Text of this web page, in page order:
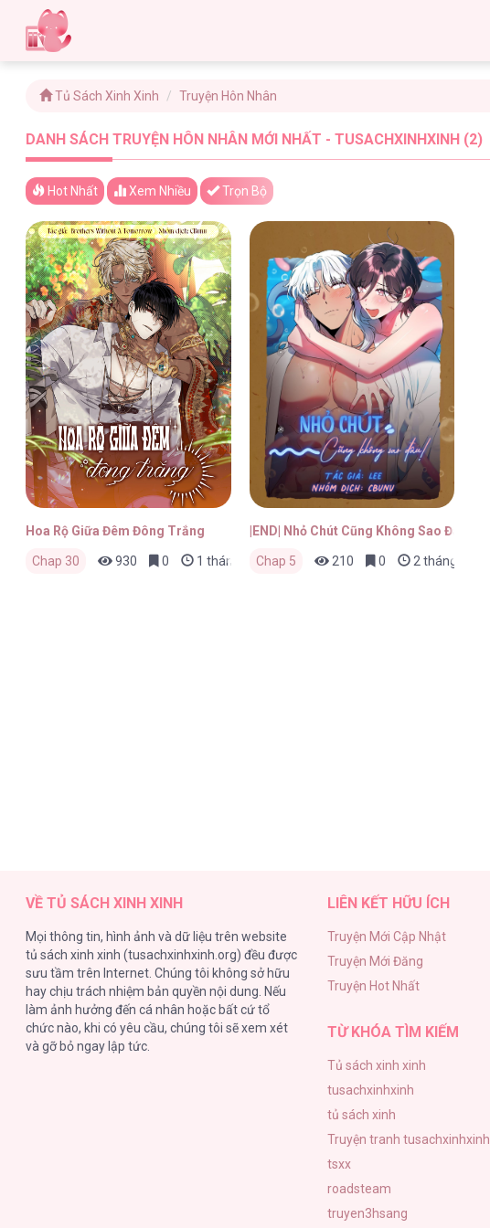
Tủ Sách Xinh Xinh Truyện Hôn Nhân
DANH SÁCH TRUYỆN HÔN NHÂN MỚI NHẤT - TUSACHXINHXINH (2)
Hot Nhất Xem Nhiều Trọn Bộ
Hoa Rộ Giữa Đêm Đông Trắng
Chap 30 930 0 1 tháng trước
|END| Nhỏ Chút Cũng Không Sao Đâu!
Chap 5 210 0 2 tháng trước
VỀ TỦ SÁCH XINH XINH
Mọi thông tin, hình ảnh và dữ liệu trên website
tủ sách xinh xinh (tusachxinhxinh.org) đều được
sưu tầm trên Internet. Chúng tôi không sở hữu
hay chịu trách nhiệm bản quyền nội dung. Nếu
làm ảnh hưởng đến cá nhân hoặc bất cứ tổ
chức nào, khi có yêu cầu, chúng tôi sẽ xem xét
và gỡ bỏ ngay lập tức.
LIÊN KẾT HỮU ÍCH
Truyện Mới Cập Nhật
Truyện Mới Đăng
Truyện Hot Nhất
TỪ KHÓA TÌM KIẾM
Tủ sách xinh xinh
tusachxinhxinh
tủ sách xinh
Truyện tranh tusachxinhxinh
tsxx
roadsteam
truyen3hsang